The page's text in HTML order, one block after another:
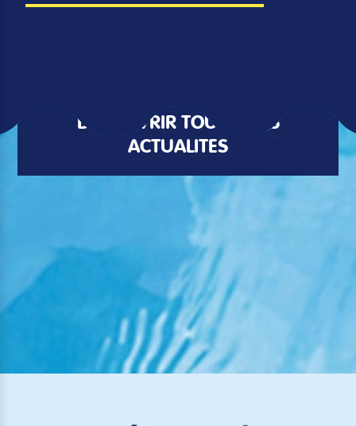
DÉCOUVRIR TOUTES LES
ACTUALITÉS